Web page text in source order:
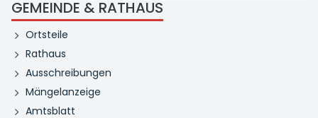
GEMEINDE & RATHAUS
Ortsteile
Rathaus
Ausschreibungen
Mängelanzeige
Amtsblatt